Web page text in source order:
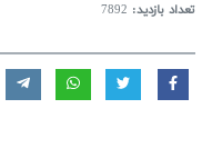
تعداد بازدید: 7892